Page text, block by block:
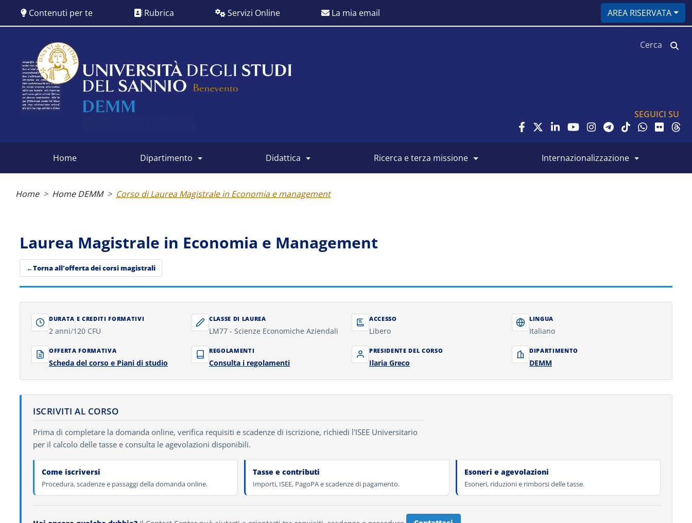
contenuto
Contenuti per te Rubrica Servizi Online La mia email AREA RISERVATA
SEGUICI SU
dipartimentali home dipartimento didattica ricerca e terza missione internazionalizzazione
Home Home DEMM Corso di Laurea Magistrale in Economia e management
Laurea Magistrale in Economia e Management
Torna all'offerta dei corsi magistrali
DURATA E CREDITI FORMATIVI
2 anni/120 CFU
CLASSE DI LAUREA
LM77 - Scienze Economiche Aziendali
ACCESSO
Libero
LINGUA
Italiano
OFFERTA FORMATIVA
Scheda del corso e Piani di studio
REGOLAMENTI
Consulta i regolamenti
PRESIDENTE DEL CORSO
Ilaria Greco
DIPARTIMENTO
DEMM
ISCRIVITI AL CORSO
Prima di completare la domanda online, verifica requisiti e scadenze di iscrizione, richiedi l'ISEE Universitario
per il calcolo delle tasse e consulta le agevolazioni disponibili.
Come iscriversi
Procedura, scadenze e passaggi della domanda online.
Tasse e contributi
Importi, ISEE, PagoPA e scadenze di pagamento.
Esoneri e agevolazioni
Esoneri, riduzioni e rimborsi delle tasse.